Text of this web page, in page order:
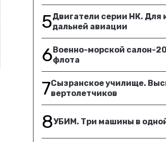
5Двигатели серии НК. Для
дальней авиации
6Военно-морской салон-
флота
7Сызранское училище.
вертолетчиков
8УБИМ. Три машины в